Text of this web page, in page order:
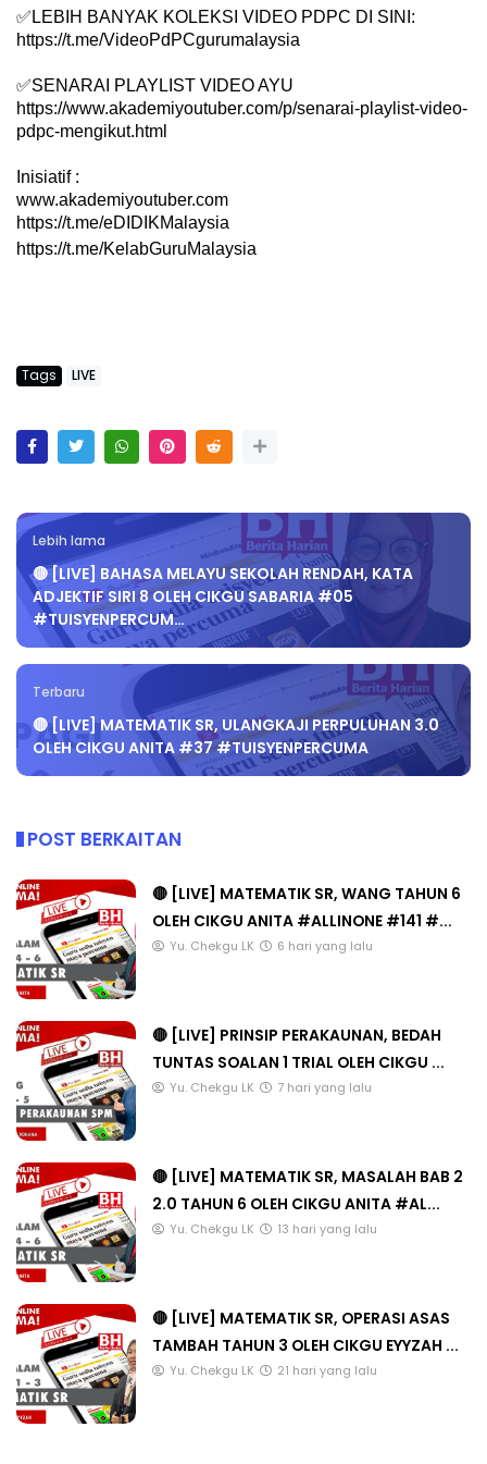
✅ LEBIH BANYAK KOLEKSI VIDEO PDPC DI SINI:
https://t.me/VideoPdPCgurumalaysia
✅SENARAI PLAYLIST VIDEO AYU
https://www.akademiyoutuber.com/p/senarai-playlist-video-
pdpc-mengikut.html
Inisiatif :
www.akademiyoutuber.com
https://t.me/eDIDIKMalaysia
https://t.me/KelabGuruMalaysia
Tags LIVE
Lebih lama
🔴 [LIVE] BAHASA MELAYU SEKOLAH RENDAH, KATA
ADJEKTIF SIRI 8 OLEH CIKGU SABARIA #05
#TUISYENPERCUM…
Terbaru
🔴 [LIVE] MATEMATIK SR, ULANGKAJI PERPULUHAN 3.0
OLEH CIKGU ANITA #37 #TUISYENPERCUMA
POST BERKAITAN
🔴 [LIVE] MATEMATIK SR, WANG TAHUN 6
OLEH CIKGU ANITA #ALLINONE #141 #...
Yu. Chekgu LK 6 hari yang lalu
🔴 [LIVE] PRINSIP PERAKAUNAN, BEDAH
TUNTAS SOALAN 1 TRIAL OLEH CIKGU ...
Yu. Chekgu LK 7 hari yang lalu
🔴 [LIVE] MATEMATIK SR, MASALAH BAB 2
2.0 TAHUN 6 OLEH CIKGU ANITA #AL...
Yu. Chekgu LK 13 hari yang lalu
🔴 [LIVE] MATEMATIK SR, OPERASI ASAS
TAMBAH TAHUN 3 OLEH CIKGU EYYZAH ...
Yu. Chekgu LK 21 hari yang lalu